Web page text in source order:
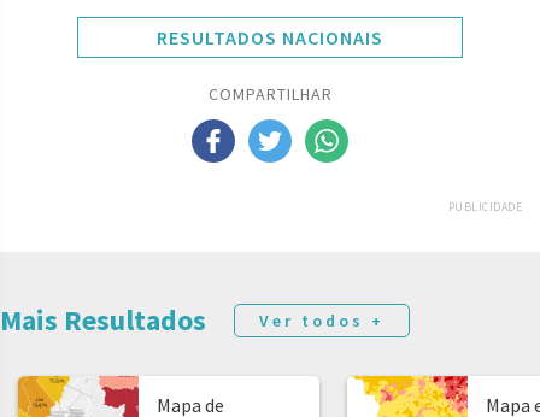
RESULTADOS NACIONAIS
COMPARTILHAR
PUBLICIDADE
Mais Resultados Ver todos +
Mapa de
Mapa